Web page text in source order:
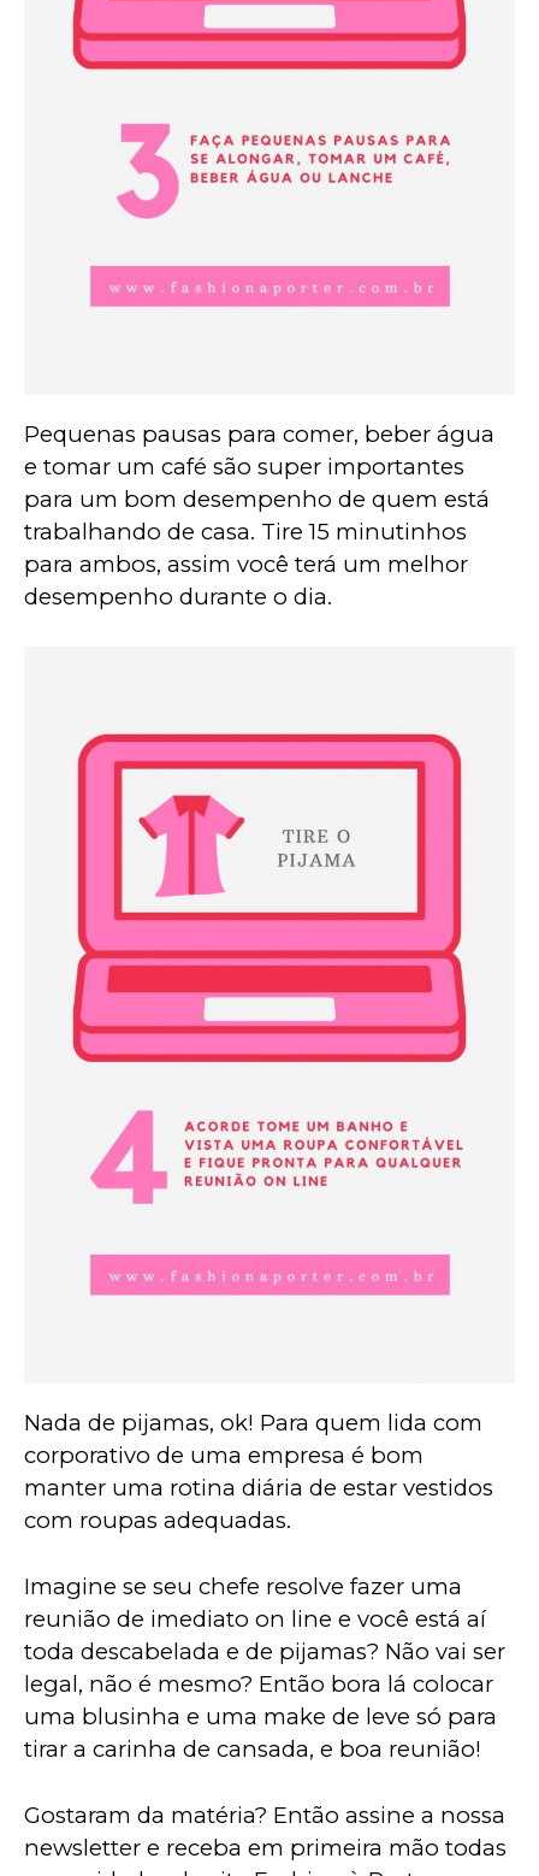
Pequenas pausas para comer, beber água
e tomar um café são super importantes
para um bom desempenho de quem está
trabalhando de casa. Tire 15 minutinhos
para ambos, assim você terá um melhor
desempenho durante o dia.
Nada de pijamas, ok! Para quem lida com
corporativo de uma empresa é bom
manter uma rotina diária de estar vestidos
com roupas adequadas.
Imagine se seu chefe resolve fazer uma
reunião de imediato on line e você está aí
toda descabelada e de pijamas? Não vai ser
legal, não é mesmo? Então bora lá colocar
uma blusinha e uma make de leve só para
tirar a carinha de cansada, e boa reunião!
Gostaram da matéria? Então assine a nossa
newsletter e receba em primeira mão todas